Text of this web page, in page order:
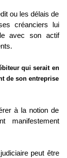
ou les délais de
créanciers lui
avec son actif
qui serait en
de son entreprise
à la notion de
manifestement
peut être